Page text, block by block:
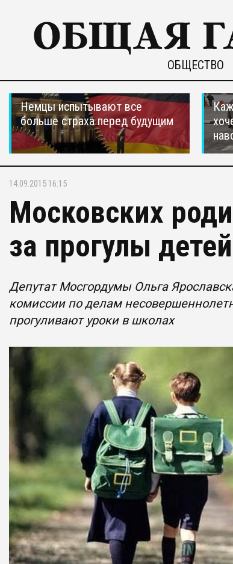
ОБЩЕСТВО
Немцы испытывают все
больше страха перед будущим
14.09.2015 16:15
Московских
за прогулы
Депутат Мосгордумы Ольга
комиссии по делам
прогуливают уроки в школах